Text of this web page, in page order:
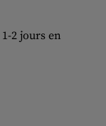
2 jours en